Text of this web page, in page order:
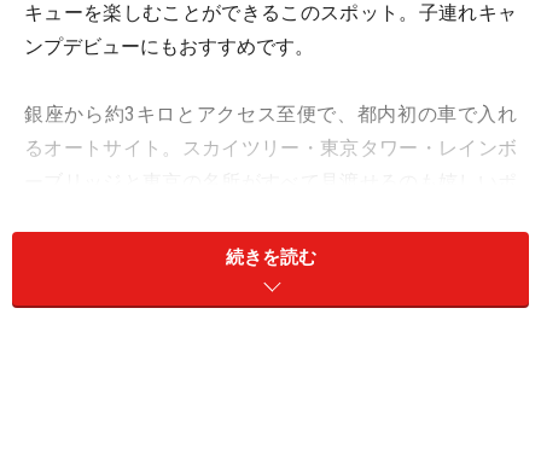
キューを楽しむことができるこのスポット。子連れキャ
ンプデビューにもおすすめです。
銀座から約3キロとアクセス至便で、都内初の車で入れ
るオートサイト。スカイツリー・東京タワー・レインボ
続きを読む